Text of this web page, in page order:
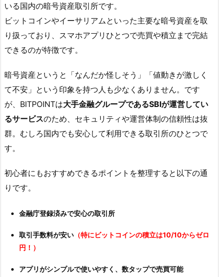
数
料
無
料
3.
紹
介
コ
最
大
5
0
0
分
いる国内の暗号資産取引所です。
ビットコインやイーサリアムといった主要な暗号資産を取
り扱っており、スマホアプリひとつで売買や積立まで完結
できるのが特徴です。
暗号資産というと「なんだか怪しそう」「値動きが激しく
て不安」という印象を持つ人も少なくありません。です
が、BITPOINTは大手金融グループであるSBIが運営してい
るサービスのため、セキュリティや運営体制の信頼性は抜
群。むしろ国内でも安心して利用できる取引所のひとつで
す。
初心者にもおすすめできるポイントを整理すると以下の通
りです。
金融庁登録済みで安心の取引所
取引手数料が安い （特にビットコインの積立は10/10からゼロ
円！）
アプリがシンプルで使いやすく、数タップで売買可能